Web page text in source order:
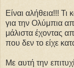
Είναι αλήθεια!!! Τι
για την Ολύμπια
μάλιστα έχοντας
που δεν το είχε
Με αυτή την